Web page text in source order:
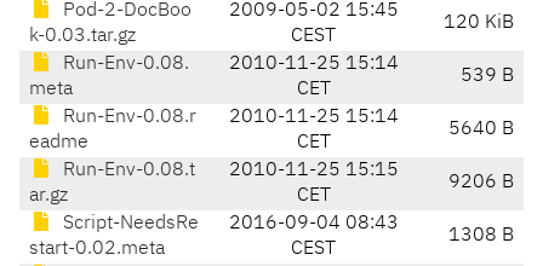
Pod-2-DocBoo
k-0.03.tar.gz
2009-05-02 15:45
CEST
120 KiB
Run-Env-0.08.
meta
2010-11-25 15:14
CET
539 B
Run-Env-0.08.r
eadme
2010-11-25 15:14
CET
5640 B
Run-Env-0.08.t
ar.gz
2010-11-25 15:15
CET
9206 B
Script-NeedsRe
start-0.02.meta
2016-09-04 08:43
CEST
1308 B